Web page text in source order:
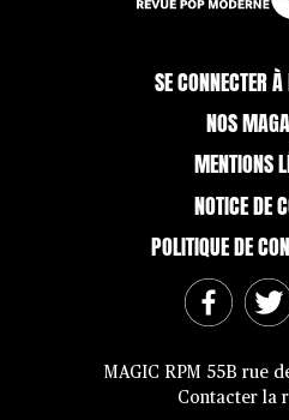
SE CONNECTER
NOS
MENTIONS
NOTICE DE
POLITIQUE DE
MAGIC RPM 55B rue
Contacter la